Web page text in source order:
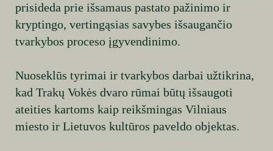
prisideda prie išsamaus pastato pažinimo ir
kryptingo, vertingąsias savybes išsaugančio
tvarkybos proceso įgyvendinimo.
Nuoseklūs tyrimai ir tvarkybos darbai užtikrina,
kad Trakų Vokės dvaro rūmai būtų išsaugoti
ateities kartoms kaip reikšmingas Vilniaus
miesto ir Lietuvos kultūros paveldo objektas.